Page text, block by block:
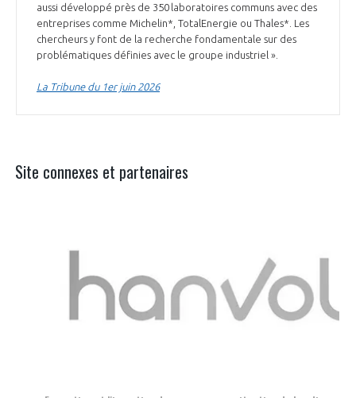
aussi développé près de 350 laboratoires communs avec des
entreprises comme Michelin*, TotalEnergie ou Thales*. Les
chercheurs y font de la recherche fondamentale sur des
problématiques définies avec le groupe industriel ».
La Tribune du 1er juin 2026
Site connexes et partenaires